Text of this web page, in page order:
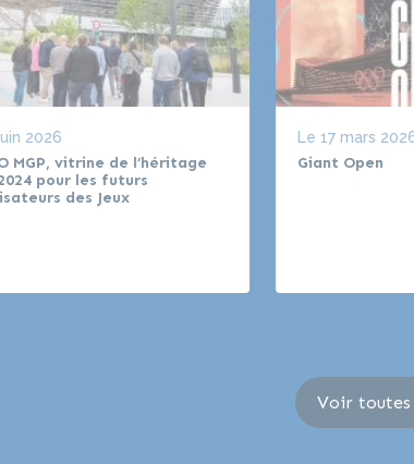
MGP, vitrine de l’héritage
pour les futurs
des Jeux
2026
Giant Open
Le 17 mars
Voir toutes